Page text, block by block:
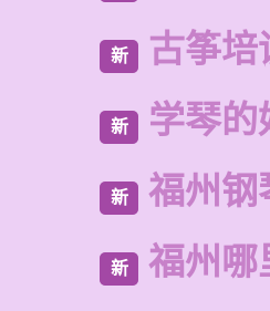
新 古筝培
新 学琴的
新 福州钢
新 福州哪